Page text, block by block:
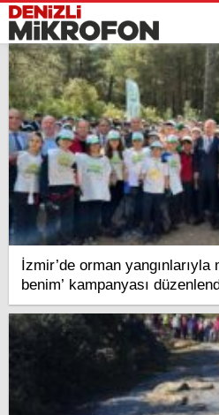
İzmir’de orman yangınlarıyla
benim’ kampanyası